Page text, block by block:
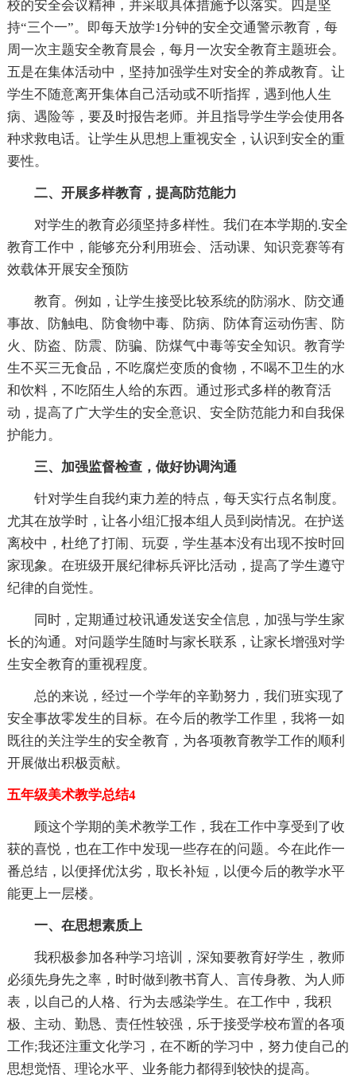
校的安全会议精神，并采取具体措施予以落实。四是坚
持“三个一”。即每天放学1分钟的安全交通警示教育，每
周一次主题安全教育晨会，每月一次安全教育主题班会。
五是在集体活动中，坚持加强学生对安全的养成教育。让
学生不随意离开集体自己活动或不听指挥，遇到他人生
病、遇险等，要及时报告老师。并且指导学生学会使用各
种求救电话。让学生从思想上重视安全，认识到安全的重
要性。
二、开展多样教育，提高防范能力
对学生的教育必须坚持多样性。我们在本学期的.安全
教育工作中，能够充分利用班会、活动课、知识竞赛等有
效载体开展安全预防
教育。例如，让学生接受比较系统的防溺水、防交通
事故、防触电、防食物中毒、防病、防体育运动伤害、防
火、防盗、防震、防骗、防煤气中毒等安全知识。教育学
生不买三无食品，不吃腐烂变质的食物，不喝不卫生的水
和饮料，不吃陌生人给的东西。通过形式多样的教育活
动，提高了广大学生的安全意识、安全防范能力和自我保
护能力。
三、加强监督检查，做好协调沟通
针对学生自我约束力差的特点，每天实行点名制度。
尤其在放学时，让各小组汇报本组人员到岗情况。在护送
离校中，杜绝了打闹、玩耍，学生基本没有出现不按时回
家现象。在班级开展纪律标兵评比活动，提高了学生遵守
纪律的自觉性。
同时，定期通过校讯通发送安全信息，加强与学生家
长的沟通。对问题学生随时与家长联系，让家长增强对学
生安全教育的重视程度。
总的来说，经过一个学年的辛勤努力，我们班实现了
安全事故零发生的目标。在今后的教学工作里，我将一如
既往的关注学生的安全教育，为各项教育教学工作的顺利
开展做出积极贡献。
五年级美术教学总结4
顾这个学期的美术教学工作，我在工作中享受到了收
获的喜悦，也在工作中发现一些存在的问题。今在此作一
番总结，以便择优汰劣，取长补短，以便今后的教学水平
能更上一层楼。
一、在思想素质上
我积极参加各种学习培训，深知要教育好学生，教师
必须先身先之率，时时做到教书育人、言传身教、为人师
表，以自己的人格、行为去感染学生。在工作中，我积
极、主动、勤恳、责任性较强，乐于接受学校布置的各项
工作;我还注重文化学习，在不断的学习中，努力使自己的
思想觉悟、理论水平、业务能力都得到较快的提高。